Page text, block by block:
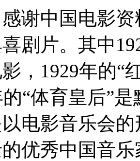
谢中国电影
剧片。其中
，1929年的“
“体育皇后”
电影音乐会
优秀中国音